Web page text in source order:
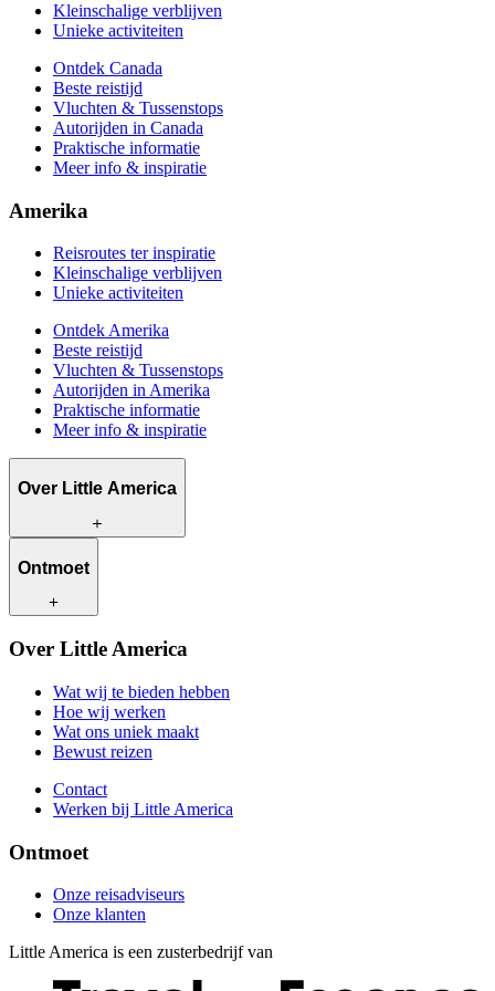
Kleinschalige verblijven
Unieke activiteiten
Ontdek Canada
Beste reistijd
Vluchten & Tussenstops
Autorijden in Canada
Praktische informatie
Meer info & inspiratie
Amerika
Reisroutes ter inspiratie
Kleinschalige verblijven
Unieke activiteiten
Ontdek Amerika
Beste reistijd
Vluchten & Tussenstops
Autorijden in Amerika
Praktische informatie
Meer info & inspiratie
Over Little America
Wat wij te bieden hebben
Wat ons uniek maakt
Contact
Werken bij Little America
Ontmoet
Onze reisadviseurs
Over Little America
Wat wij te bieden hebben
Hoe wij werken
Wat ons uniek maakt
Bewust reizen
Contact
Werken bij Little America
Ontmoet
Onze reisadviseurs
Onze klanten
Little America is een zusterbedrijf van